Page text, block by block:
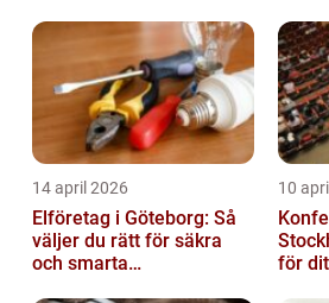
14 april 2026
Elföretag i Göteborg: Så
väljer du rätt för säkra
och smarta
10
för